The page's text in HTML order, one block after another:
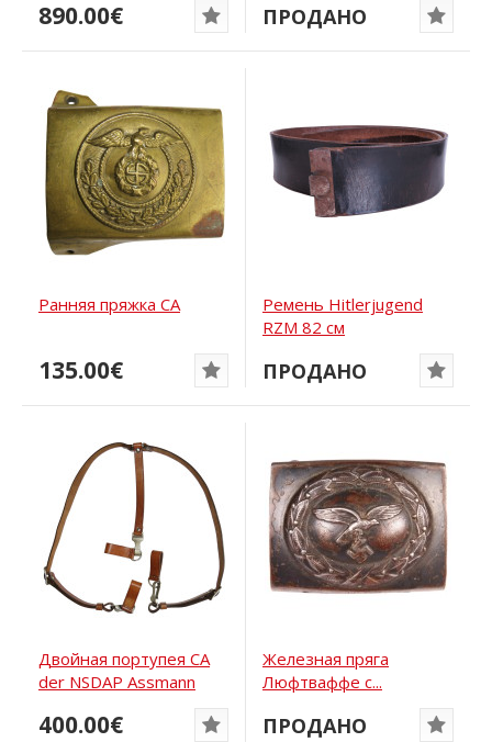
890.00€ ПРОДАНО
Ранняя пряжка СА
135.00€
Ремень Hitlerjugend
RZM 82 см
ПРОДАНО
Двойная портупея СА
der NSDAP Assmann
400.00€
Железная пряга
Люфтваффе с...
ПРОДАНО